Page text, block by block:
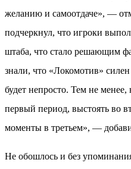
желанию и самоотдаче», —
подчеркнул, что игроки
штаба, что стало решающим
знали, что «Локомотив»
будет непросто. Тем не
первый период, выстоять во
моменты в третьем», —
Не обошлось и без